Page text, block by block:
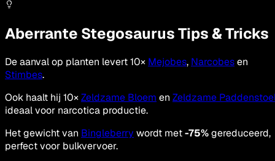
Aberrante Stegosaurus Tips & Tricks
De aanval op planten levert 10× Mejobes, Narcobesen
Stimbes.
Ook haalt hij 10×Zeldzame Bloem en Zeldzame
ideaal voor narcotica productie.
Het gewicht van Bingleberry wordt met-75%gereduceerd,
perfect voor bulkvervoer.